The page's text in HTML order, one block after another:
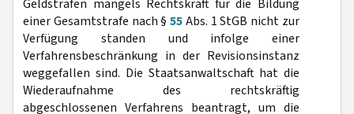
Geldstrafen mangels Rechtskraft für die Bildung
einer Gesamtstrafe nach §55Abs. 1 StGB nicht zur
Verfügung standen und infolge einer
Verfahrensbeschränkung in der Revisionsinstanz
weggefallen sind. Die Staatsanwaltschaft hat die
Wiederaufnahme des rechtskräftig
abgeschlossenen Verfahrens beantragt, um die